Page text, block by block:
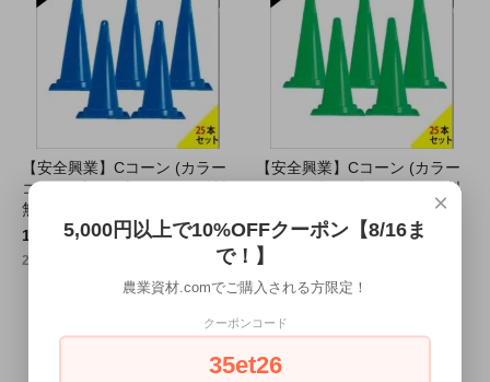
【安全興業】Cコーン (カラー
コーン) 青 (25本セット・送料
無料)
17,250円(税込)
25本セット17,250円 (税込)
【安全興業】Cコーン (カラー
コーン) 緑 (25本セット・送料
17,250円(税込)
25本セット17,250円 (税込)
×
5,000円以上で10%OFFクーポン【8/16ま
で！】
農業資材.comでご購入される方限定！
クーポンコード
35et26